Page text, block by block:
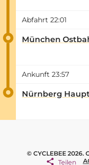
Abfahrt 22:01
München
Ankunft 23:57
Nürnberg
© CYCLEBEE 2026.
Teilen